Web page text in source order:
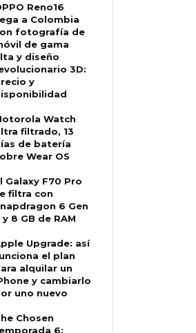
Reno16
a Colombia
fotografía de
de gama
y diseño
3D:
y
Watch
filtrado, 13
de batería
Wear OS
Galaxy F70 Pro
filtra con
6 Gen
y 8 GB de RAM
Upgrade: así
el plan
alquilar un
y cambiarlo
uno nuevo
Chosen
6: